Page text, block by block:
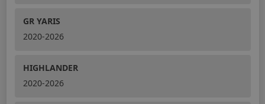
GR YARIS
2020-2026
HIGHLANDER
2020-2026